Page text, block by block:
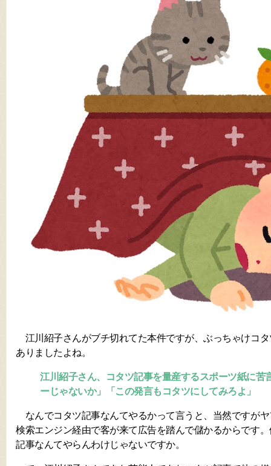
江川紹子さんがブチ切れてた本件ですが、ぶっちゃけコ
ありましたよね。
江川紹子さん、コタツ記事を量産するスポーツ紙に苦
ーじゃないか」「この発言もコタツにしてみろよ」
なんでコタツ記事なんてやるかって言うと、当然ですが
検索エンジン経由で客が来て広告を踏んで儲かるからです
記事なんてやらんわけじゃないですか。